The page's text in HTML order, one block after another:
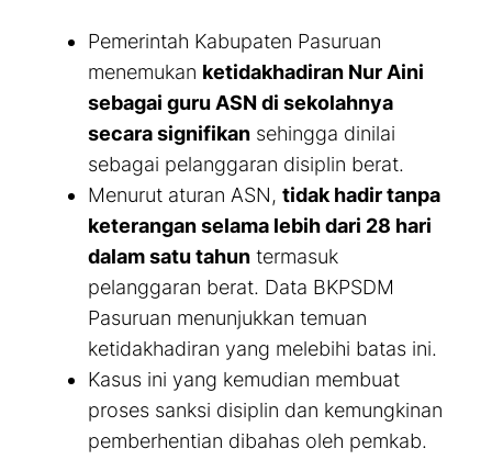
Pemerintah Kabupaten Pasuruan
menemukan ketidakhadiran Nur Aini
sebagai guru ASN di sekolahnya
secara signifikan sehingga dinilai
sebagai pelanggaran disiplin berat.
Menurut aturan ASN, tidak hadir tanpa
keterangan selama lebih dari 28 hari
dalam satu tahun termasuk
pelanggaran berat. Data BKPSDM
Pasuruan menunjukkan temuan
ketidakhadiran yang melebihi batas ini.
Kasus ini yang kemudian membuat
proses sanksi disiplin dan kemungkinan
pemberhentian dibahas oleh pemkab.